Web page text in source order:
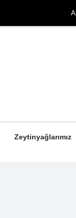
Zeytinyağlarımız